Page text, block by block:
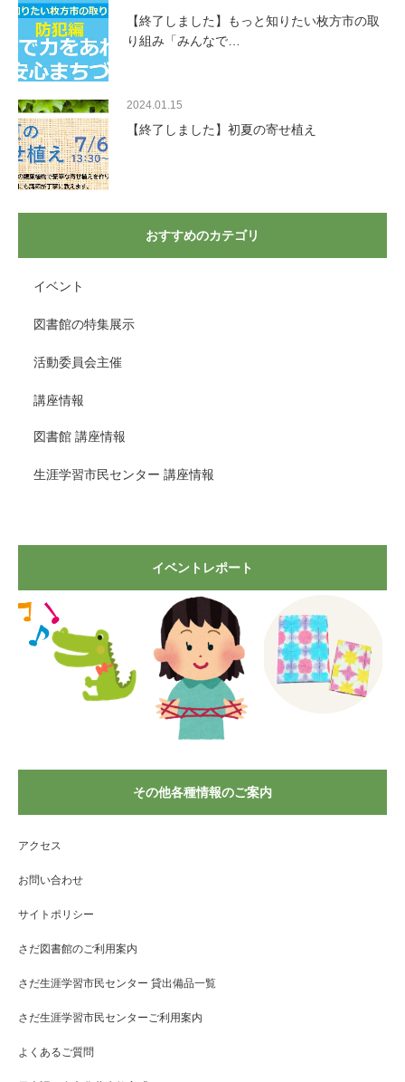
【終了しました】もっと知りたい枚方市の取
り組み「みんなで…
2024.01.15
【終了しました】初夏の寄せ植え
おすすめのカテゴリ
イベント
図書館の特集展示
活動委員会主催
講座情報
図書館 講座情報
生涯学習市民センター 講座情報
イベントレポート
その他各種情報のご案内
アクセス
お問い合わせ
サイトポリシー
さだ図書館のご利用案内
さだ生涯学習市民センター 貸出備品一覧
さだ生涯学習市民センターご利用案内
よくあるご質問